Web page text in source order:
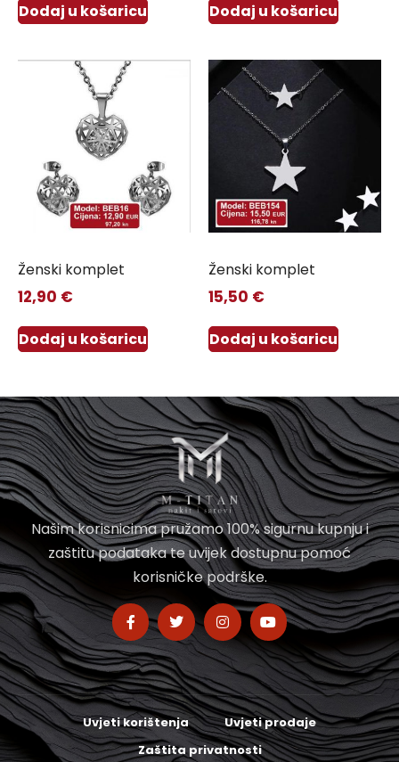
Dodaj u košaricu Dodaj u košaricu
Ženski komplet
12,90 €
Dodaj u košaricu
Ženski komplet
15,50 €
Dodaj u košaricu
Našim korisnicima pružamo 100% sigurnu kupnju i
zaštitu podataka te uvijek dostupnu pomoć
korisničke podrške.
Uvjeti korištenja
Uvjeti prodaje
Zaštita privatnosti